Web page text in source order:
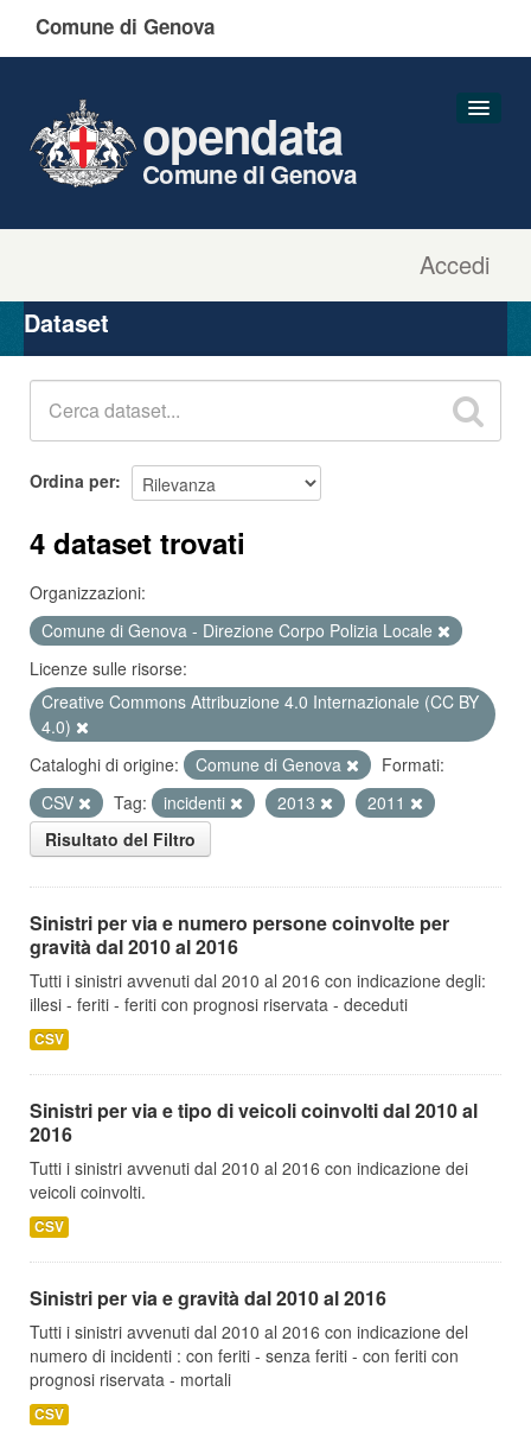
Comune di Genova
Accedi
opendata
Comune di Genova
Organizzazioni
Gruppi
Dataset
Ordina per
4 dataset trovati
Organizzazioni:
Comune di Genova - Direzione Corpo Polizia Locale
Licenze sulle risorse:
Creative Commons Attribuzione 4.0 Internazionale (CC BY
4.0)
Cataloghi di origine:
Comune di Genova
Formati:
CSV
Tag: incidenti 2013
2011
Risultato del Filtro
Sinistri per via e numero persone coinvolte per
gravità dal 2010 al 2016
Tutti i sinistri avvenuti dal 2010 al 2016 con indicazione degli:
illesi - feriti - feriti con prognosi riservata - deceduti
CSV
Sinistri per via e tipo di veicoli coinvolti dal 2010 al
2016
Tutti i sinistri avvenuti dal 2010 al 2016 con indicazione dei
veicoli coinvolti.
CSV
Sinistri per via e gravità dal 2010 al 2016
Tutti i sinistri avvenuti dal 2010 al 2016 con indicazione del
numero di incidenti : con feriti - senza feriti - con feriti con
prognosi riservata - mortali
CSV